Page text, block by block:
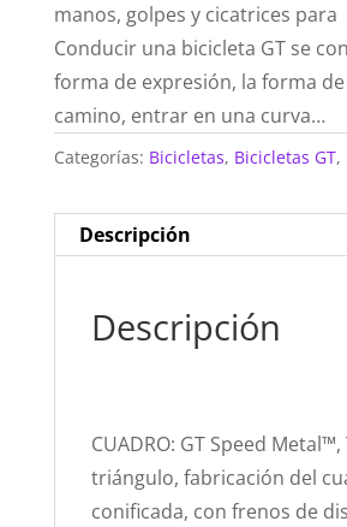
manos, golpes y cicatrices
Conducir una bicicleta GT se
forma de expresión, la forma
camino, entrar en una curva…
Categorías: Bicicletas, Bicicletas GT,
Descripción
Descripción
CUADRO: GT Speed
triángulo, fabricación del
conificada, con frenos de